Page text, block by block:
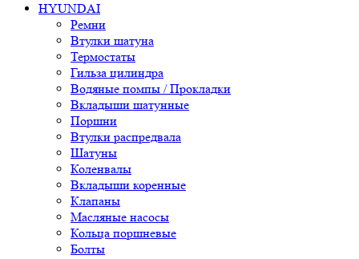
HYUNDAI
Ремни
Втулки шатуна
Термостаты
Гильза цилиндра
Водяные помпы / Прокладки
Вкладыши шатунные
Поршни
Втулки распредвала
Шатуны
Коленвалы
Вкладыши коренные
Клапаны
Масляные насосы
Кольца поршневые
Болты